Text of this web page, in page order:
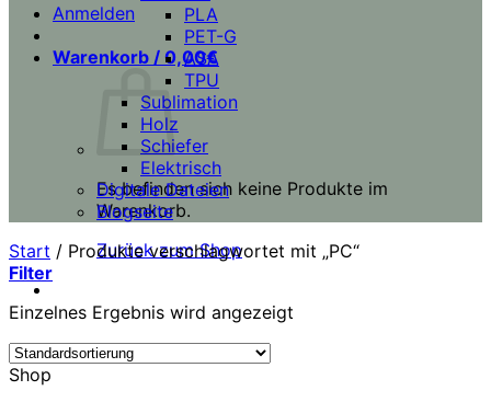
Anmelden
Warenkorb / 0,00€
Es befinden sich keine Produkte im
Warenkorb.
Zurück zum Shop
PLA
PET-G
ASA
TPU
Sublimation
Holz
Schiefer
Elektrisch
Digitale Dateien
Blogseite
Start / Produkte verschlagwortet mit „PC“
Filter
Einzelnes Ergebnis wird angezeigt
Shop